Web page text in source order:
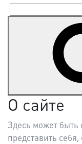
Пошук
О сайте
Здесь может быть
представить